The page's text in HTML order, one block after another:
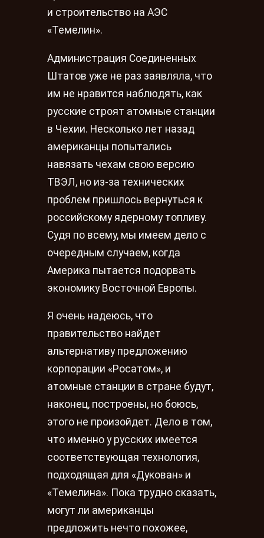
и строительство на АЭС
«Темелин».
Администрация Соединенных
Штатов уже не раз заявляла, что
им не нравится наблюдять, как
русские строят атомные станции
в Чехии. Несколько лет назад
американцы попытались
навязать чехам свою версию
ТВЭЛ, но из-за технических
проблем пришлось вернуться к
российскому ядерному топливу.
Судя по всему, мы имеем дело с
очередным случаем, когда
Америка пытается подорвать
экономику Восточной Европы.
Я очень надеюсь, что
правительство найдет
альтернативу предложению
корпорации «Росатом», и
атомные станции в стране будут,
наконец, построены, но боюсь,
этого не произойдет. Дело в том,
что именно у русских имеется
соответствующая технология,
подходящая для «Дукован» и
«Темелина». Пока трудно сказать,
могут ли американцы
предложить нечто похожее,